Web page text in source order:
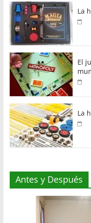
La
El
La
Antes y Después